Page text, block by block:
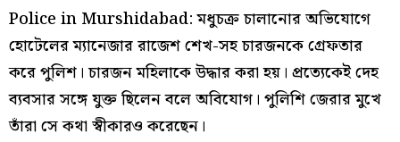
Police in Murshidabad: মধুচক্র চালানোর অভিযোগে
হোটেলের ম্যানেজার রাজেশ শেখ-সহ চারজনকে গ্রেফতার
করে পুলিশ। চারজন মহিলাকে উদ্ধার করা হয়। প্রত্যেকেই দেহ
ব্যবসার সঙ্গে যুক্ত ছিলেন বলে অবিযোগ। পুলিশি জেরার মুখে
তাঁরা সে কথা স্বীকারও করেছেন।